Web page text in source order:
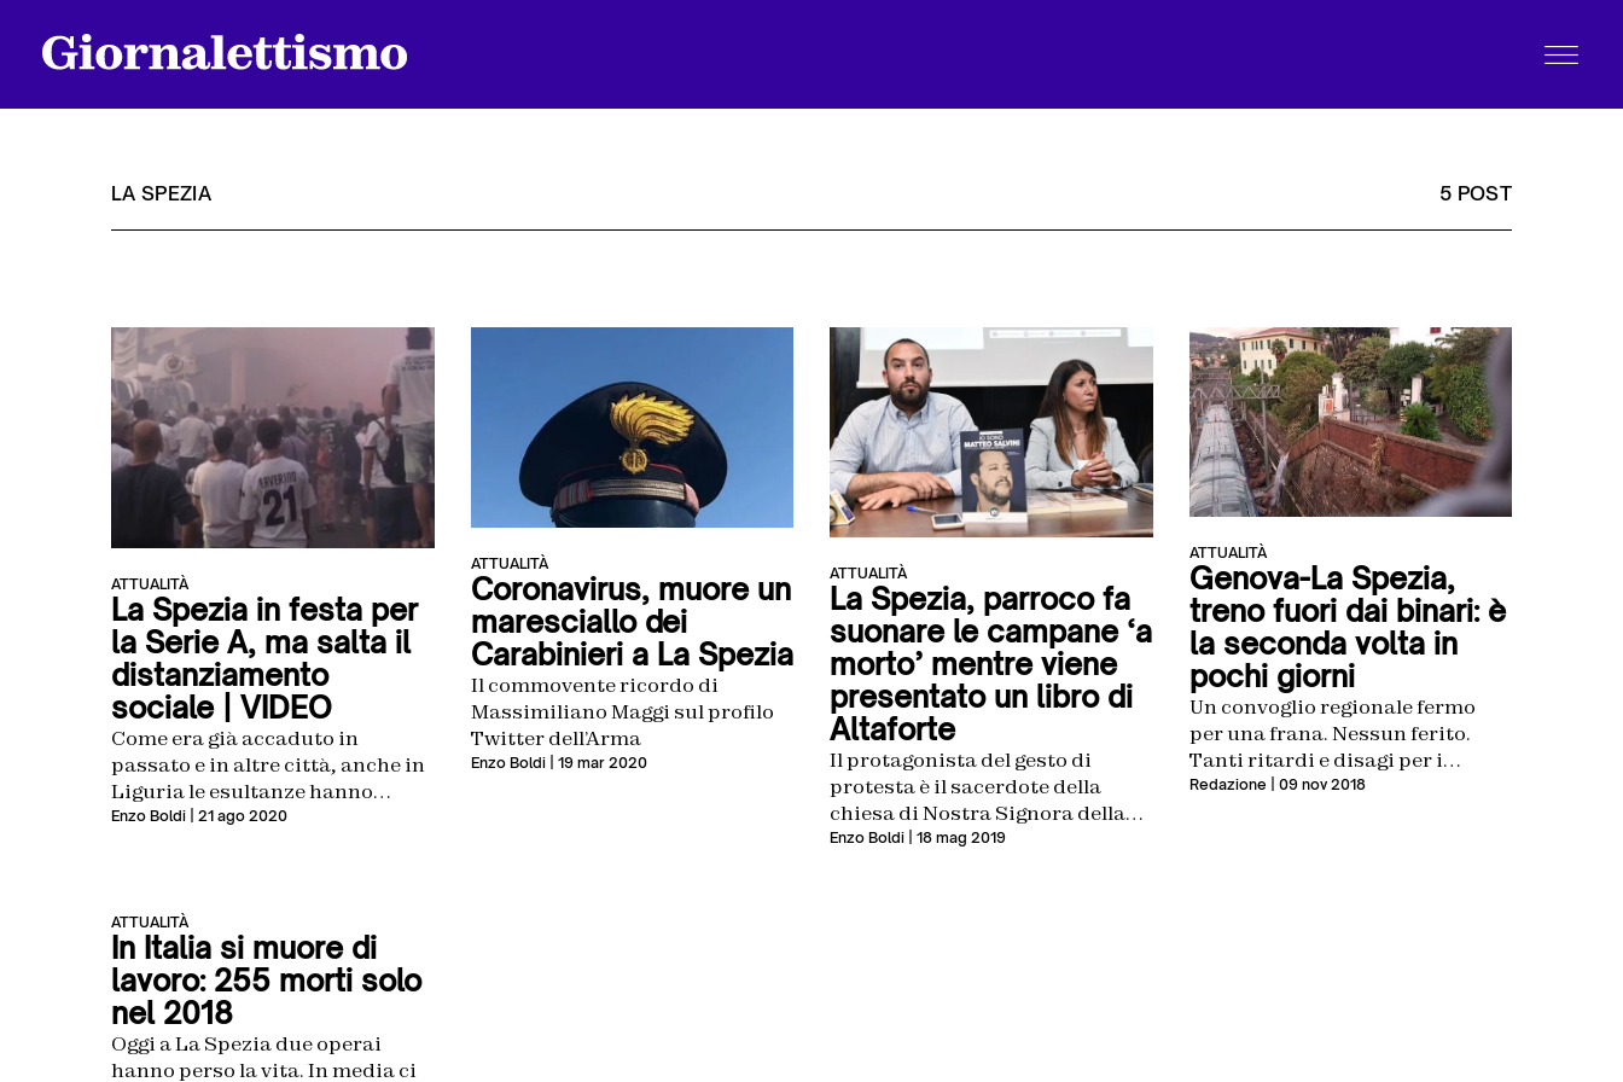
Chi siamo
Contatti
LA SPEZIA 5 POST
ATTUALITÀ
La Spezia in festa per
la Serie A, ma salta il
distanziamento
sociale | VIDEO
Come era già accaduto in
passato e in altre città, anche in
Liguria le esultanze hanno
superato le norme anti-contagio
Enzo Boldi | 21 ago 2020
ATTUALITÀ
Coronavirus, muore un
maresciallo dei
Carabinieri a La Spezia
Il commovente ricordo di
Massimiliano Maggi sul profilo
Twitter dell’Arma
Enzo Boldi| 19 mar 2020
ATTUALITÀ
La Spezia, parroco fa
suonare le campane ‘a
morto’ mentre viene
presentato un libro di
Altaforte
Il protagonista del gesto di
protesta è il sacerdote della
chiesa di Nostra Signora della
Salute
Enzo Boldi | 18 mag 2019
ATTUALITÀ
Genova-La Spezia,
treno fuori dai binari: è
la seconda volta in
pochi giorni
Un convoglio regionale fermo
per una frana. Nessun ferito.
Tanti ritardi e disagi per i
viaggiatori
Redazione | 09 nov 2018
ATTUALITÀ
In Italia si muore di
lavoro: 255 morti solo
nel 2018
Oggi a La Spezia due operai
hanno perso la vita. In media ci